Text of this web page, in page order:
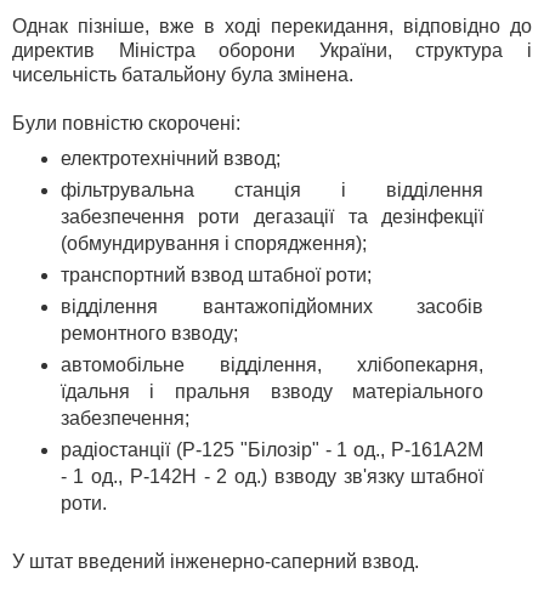
Однак пізніше, вже в ході перекидання, відповідно до
директив Міністра оборони України, структура і
чисельність батальйону була змінена.
Були повністю скорочені:
електротехнічний взвод;
фільтрувальна станція і відділення
забезпечення роти дегазації та дезінфекції
(обмундирування і спорядження);
транспортний взвод штабної роти;
відділення вантажопідйомних засобів
ремонтного взводу;
автомобільне відділення, хлібопекарня,
їдальня і пральня взводу матеріального
забезпечення;
радіостанції (Р-125 "Білозір" - 1 од., Р-161А2М
- 1 од., Р-142Н - 2 од.) взводу зв'язку штабної
роти.
У штат введений інженерно-саперний взвод.